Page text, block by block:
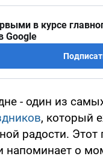
в курсе
Google
- один из
, который
радости.
напоминает о